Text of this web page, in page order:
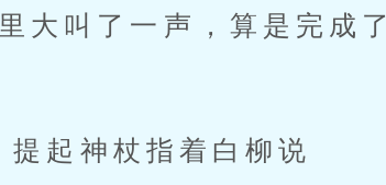
大叫了一声，算是完成了
起神杖指着白柳说